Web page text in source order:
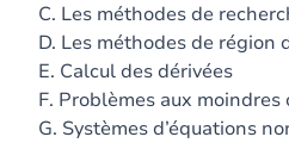
C. Les méthodes de
D. Les méthodes de région
E. Calcul des dérivées
F. Problèmes aux moindres
G. Systèmes d’équations